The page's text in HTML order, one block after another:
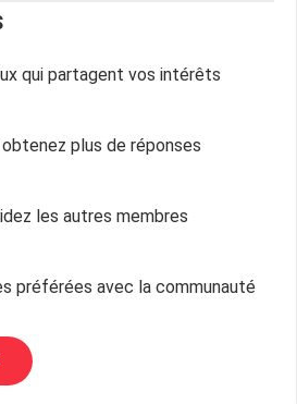
qui partagent vos intérêts
plus de réponses
les autres membres
préférées avec la communauté